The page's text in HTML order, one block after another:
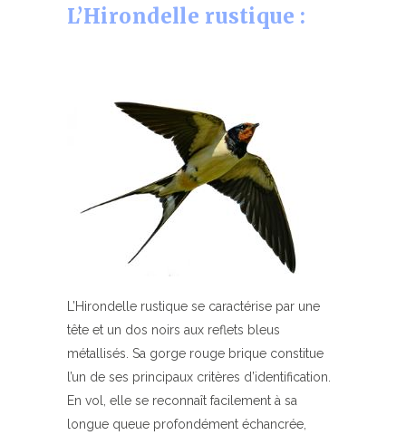
L’Hirondelle rustique :
L’Hirondelle rustique se caractérise par une
tête et un dos noirs aux reflets bleus
métallisés. Sa gorge rouge brique constitue
l’un de ses principaux critères d’identification.
En vol, elle se reconnaît facilement à sa
longue queue profondément échancrée,